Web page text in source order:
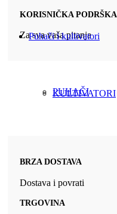
KORISNIČKA PODRŠKA
Za sva vaša pitanja
Puhači i kultivatori
PUHAČI
KULTIVATORI
BRZA DOSTAVA
Dostava i povrati
TRGOVINA